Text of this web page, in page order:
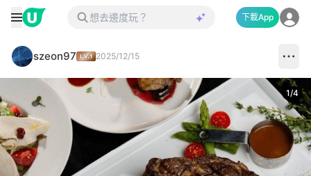
下載App
szeon97 2025/12/15
1/4